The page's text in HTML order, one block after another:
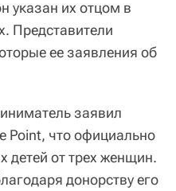
указан их отцом в
Представители
ее заявления об
заявил
Point, что официально
детей от трех женщин.
донорству его